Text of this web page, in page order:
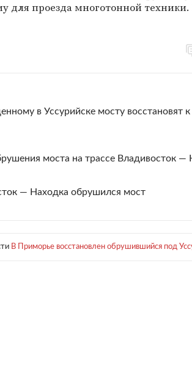
для проезда многотонной
в Уссурийске мосту восстановят
моста на трассе Владивосток —
— Находка обрушился мост
В Приморье восстановлен обрушившийся под